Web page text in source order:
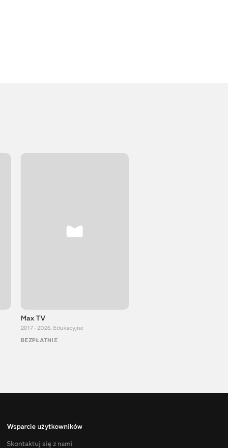
Max TV
2017 - 2026, Edukacyjne
BEZPŁATNIE
Wsparcie użytkowników
Skontaktuj się z nami